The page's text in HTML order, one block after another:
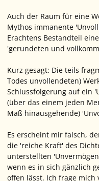
Auch der Raum für eine
Mythos immanente
Erachtens Bestandteil
'gerundeten und
Kurz gesagt: Die teils
Todes unvollendeten)
Schlussfolgerung auf ein
(über das einem jeden
Maß hinausgehende)
Es erscheint mir falsch,
die 'reiche Kraft' des
unterstellten
wenn es in sich gänzlich
offen lässt. Ich frage